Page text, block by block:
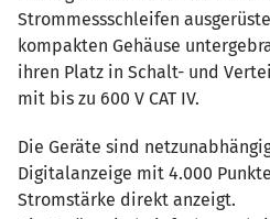
Strommessschleifen
kompakten Gehäuse
ihren Platz in Schalt- und
mit bis zu 600 V CAT IV.
Die Geräte sind
Digitalanzeige mit 4.000
Stromstärke direkt anzeigt.